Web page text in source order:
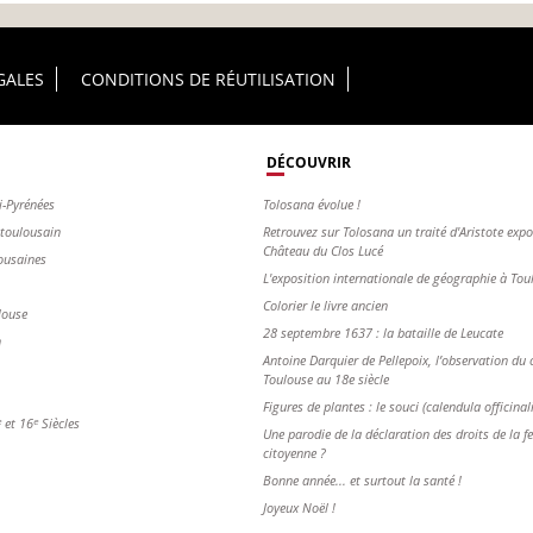
CONDITIONS DE RÉUTILISATION
16ᵉ Siècles
DÉCOUVRIR
Tolosana évolue !
Retrouvez sur Tolosana un traité d'Aristote
Château du Clos Lucé
L'exposition internationale de géographie à
Colorier le livre ancien
28 septembre 1637 : la bataille de Leucate
Antoine Darquier de Pellepoix, l’observation du
Toulouse au 18e siècle
Figures de plantes : le souci (calendula
Une parodie de la déclaration des droits de la
citoyenne ?
Bonne année... et surtout la santé !
Joyeux Noël !